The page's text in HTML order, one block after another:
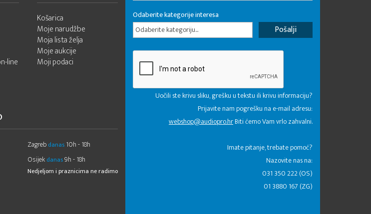
line
Košarica
Moje narudžbe
Moja lista želja
Moje aukcije
Moji podaci
Zagreb danas 10h - 18h
Osijek danas9h - 18h
Nedjeljom i praznicima ne radimo
Odaberite kategorije interesa
Odaberite kategoriju...
Uočili ste krivu sliku, grešku u tekstu ili krivu informaciju?
Prijavite nam pogrešku na e-mail adresu:
webshop@audiopro.hrBiti ćemo Vam vrlo zahvalni.
​Imate pitanje, trebate pomoć?
Nazovite nas na:
031 350 222 (OS)
01 3880 167 (ZG)